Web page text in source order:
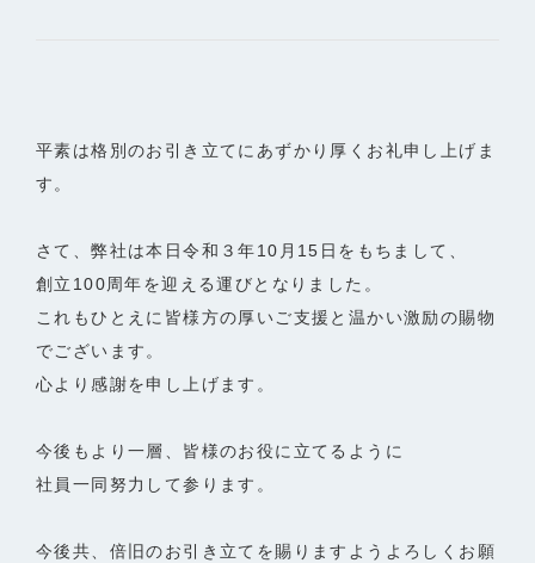
平素は格別のお引き立てにあずかり厚くお礼申し上げま
す。
さて、弊社は本日令和３年10月15日をもちまして、
創立100周年を迎える運びとなりました。
これもひとえに皆様方の厚いご支援と温かい激励の賜物
でございます。
心より感謝を申し上げます。
今後もより一層、皆様のお役に立てるように
社員一同努力して参ります。
今後共、倍旧のお引き立てを賜りますようよろしくお願